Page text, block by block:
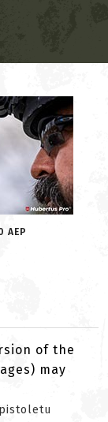
AEP
of the
may